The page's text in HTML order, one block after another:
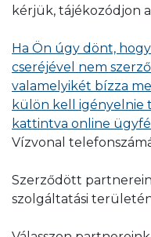
kérjük, tájékozódjon
Ha Ön úgy dönt,
cseréjével nem
valamelyikét bízza
külön kell igényelnie
kattintva online
Vízvonal
Szerződött
szolgáltatási